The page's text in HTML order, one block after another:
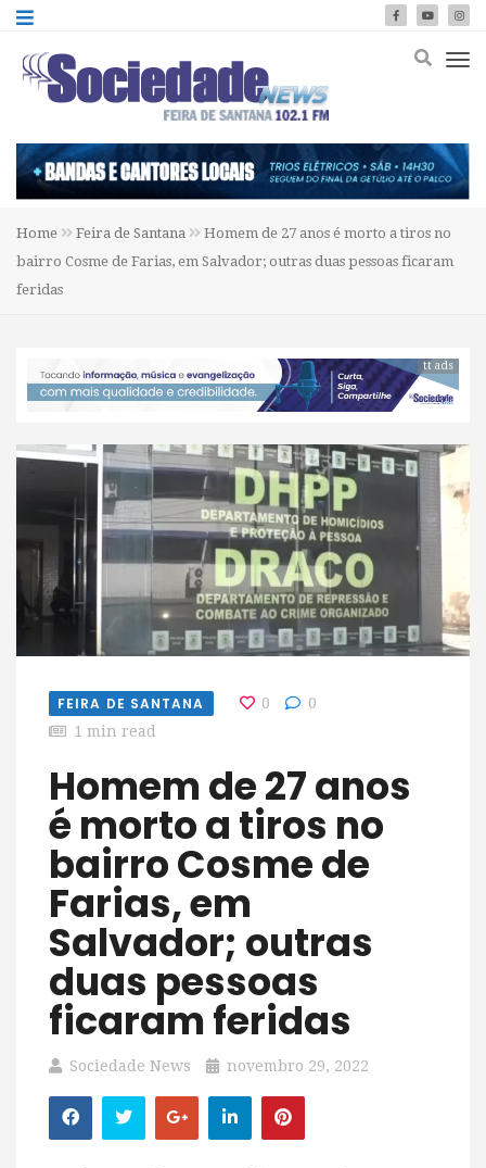
Home Feira de Santana
Homem de 27 anos é morto a tiros no
bairro Cosme de Farias, em Salvador; outras duas pessoas ficaram
feridas
tt ads
FEIRA DE SANTANA 0
0
1 min read
Homem de 27 anos
é morto a tiros no
bairro Cosme de
Farias, em
Salvador; outras
duas pessoas
ficaram feridas
Sociedade News novembro 29, 2022